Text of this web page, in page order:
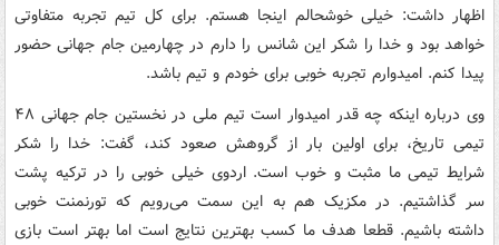
اظهار داشت: خیلی خوشحالم اینجا هستم. برای کل تیم تجربه متفاوتی
خواهد بود و خدا را شکر این شانس را دارم در چهارمین جام جهانی حضور
پیدا کنم. امیدوارم تجربه خوبی برای خودم و تیم باشد.
وی درباره اینکه چه قدر امیدوار است تیم ملی در نخستین جام جهانی ۴۸
تیمی تاریخ، برای اولین بار از گروهش صعود کند، گفت: خدا را شکر
شرایط تیمی ما مثبت و خوب است. اردوی خیلی خوبی را در ترکیه پشت
سر گذاشتیم. در مکزیک هم به این سمت می‌رویم که تورنمنت خوبی
داشته باشیم. قطعا هدف ما کسب بهترین نتایج است اما بهتر است بازی